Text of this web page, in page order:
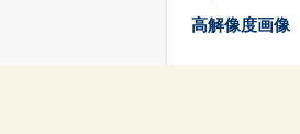
高解像度画像